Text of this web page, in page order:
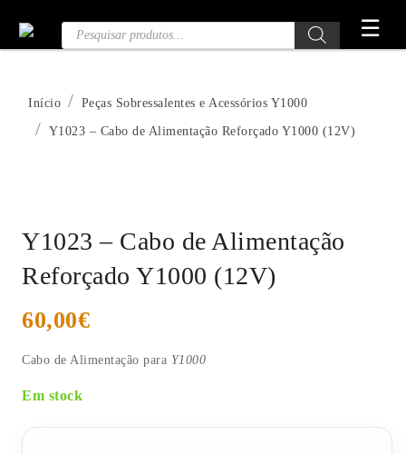
para
o
Pesquisa
☰
Início Peças Sobressalentes e Acessórios Y1000
Y1023 – Cabo de Alimentação Reforçado Y1000 (12V)
Y1023 – Cabo de Alimentação
Reforçado Y1000 (12V)
60,00€
Cabo de Alimentação para Y1000
Em stock